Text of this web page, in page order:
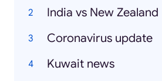
India vs New Zealand
Coronavirus update
Kuwait news